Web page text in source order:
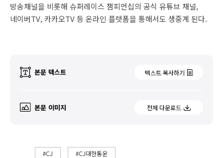
방송채널을 비롯해 슈퍼레이스 챔피언십의 공식 유튜브 채널,
네이버TV, 카카오TV 등 온라인 플랫폼을 통해서도 생중계 된다.
본문 텍스트 텍스트 복사하기
본문 이미지 전체 다운로드
#CJ #CJ대한통운